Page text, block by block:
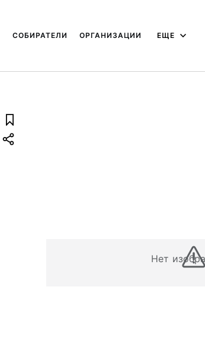
СОБИРАТЕЛИ ОРГАНИЗАЦИИ ЕЩЕ
Нет